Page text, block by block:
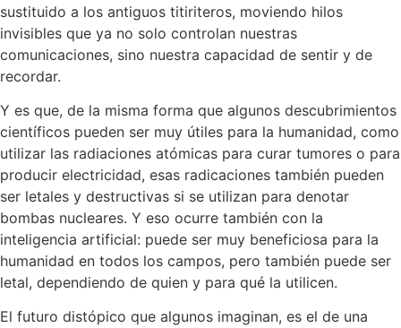
sustituido a los antiguos titiriteros, moviendo hilos
invisibles que ya no solo controlan nuestras
comunicaciones, sino nuestra capacidad de sentir y de
recordar.
Y es que, de la misma forma que algunos descubrimientos
científicos pueden ser muy útiles para la humanidad, como
utilizar las radiaciones atómicas para curar tumores o para
producir electricidad, esas radicaciones también pueden
ser letales y destructivas si se utilizan para denotar
bombas nucleares. Y eso ocurre también con la
inteligencia artificial: puede ser muy beneficiosa para la
humanidad en todos los campos, pero también puede ser
letal, dependiendo de quien y para qué la utilicen.
El futuro distópico que algunos imaginan, es el de una